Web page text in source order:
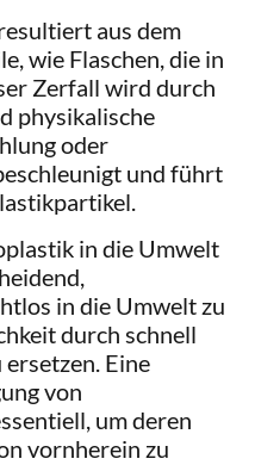
aus dem
wie Flaschen, die in
Zerfall wird durch
physikalische
oder
und führt
in die Umwelt
in die Umwelt zu
durch schnell
Eine
von
um deren
vornherein zu